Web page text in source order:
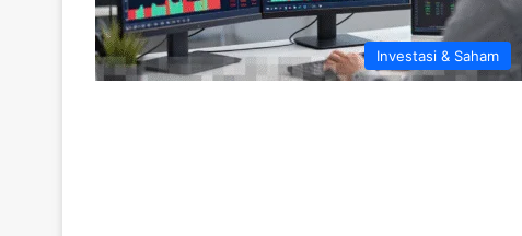
Investasi & Saham